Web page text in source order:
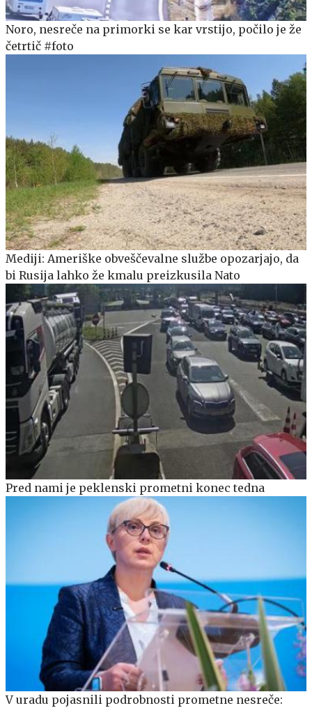
Noro, nesreče na primorki se kar vrstijo, počilo je že
četrtič #foto
Mediji: Ameriške obveščevalne službe opozarjajo, da
bi Rusija lahko že kmalu preizkusila Nato
Pred nami je peklenski prometni konec tedna
V uradu pojasnili podrobnosti prometne nesreče: